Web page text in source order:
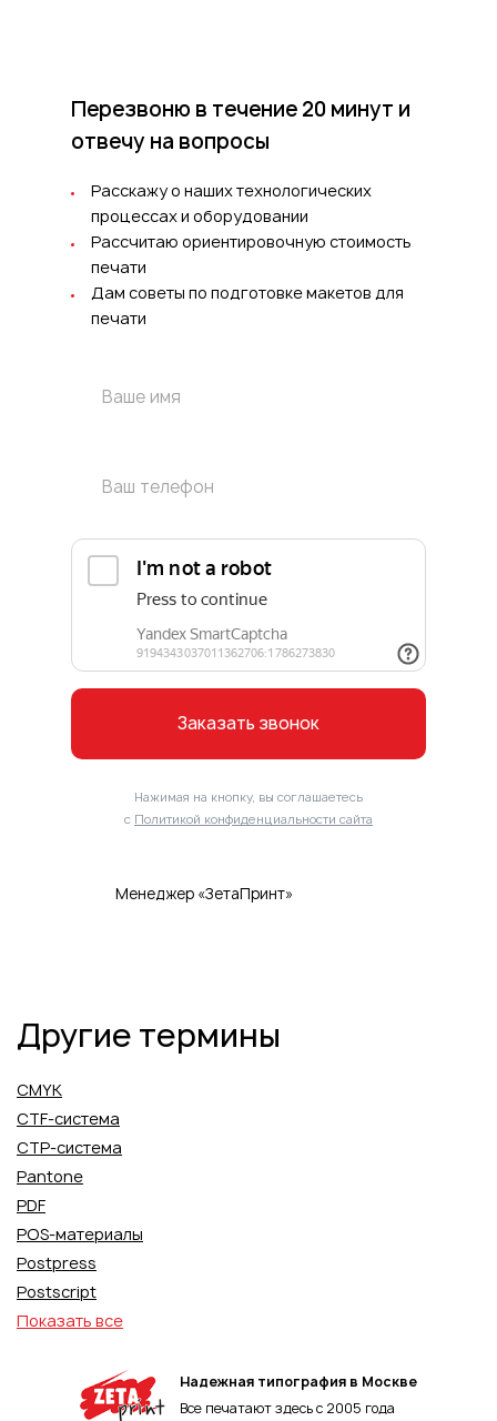
Менеджер «ЗетаПринт»
Перезвоню в течение 20 минут и
отвечу на вопросы
Расскажу о наших технологических
процессах и оборудовании
Рассчитаю ориентировочную стоимость
печати
Дам советы по подготовке макетов для
печати
Заказать звонок
Нажимая на кнопку, вы соглашаетесь
с Политикой конфиденциальности сайта
Другие термины
CMYK
CTF-система
CTP-система
Pantone
PDF
POS-материалы
Postpress
Postscript
Показать все
Надежная типография в Москве
Все печатают здесь с 2005 года